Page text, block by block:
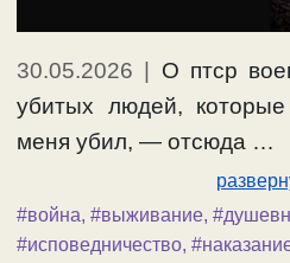
30.05.2026
О птср
убитых людей,
меня убил, — отсюда …
#война, #выживание,
#исповедничество,